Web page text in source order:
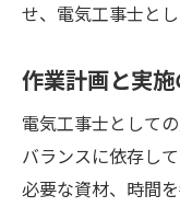
せ、電気工事士と
作業計画と実
電気工事士として
バランスに依存し
必要な資材、時間